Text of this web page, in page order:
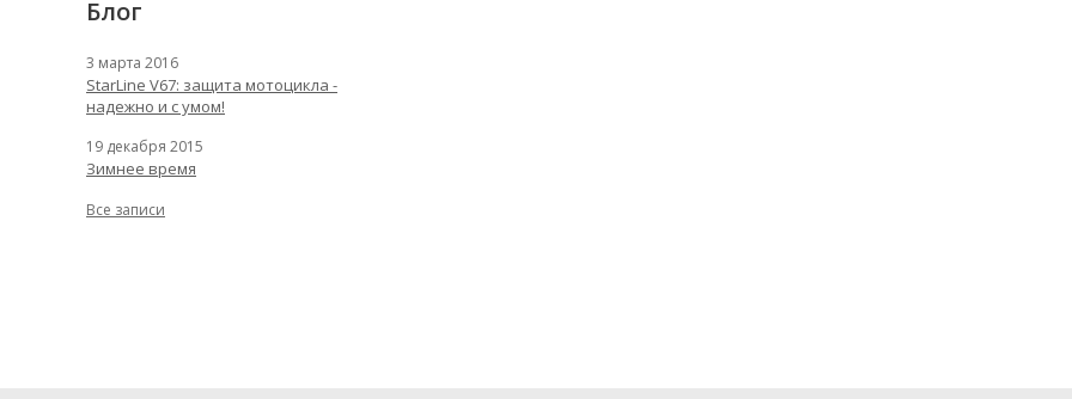
Блог
3 марта 2016
StarLine V67: защита мотоцикла -
надежно и с умом!
19 декабря 2015
Зимнее время
Все записи